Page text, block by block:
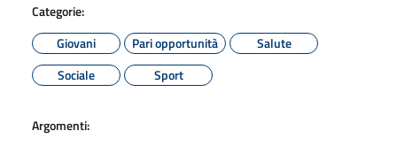
Categorie:
Giovani
Pari opportunità
Salute
Sociale
Sport
Argomenti: